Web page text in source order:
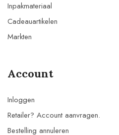
Inpakmateriaal
Cadeauartikelen
Markten
Account
Inloggen
Retailer? Account aanvragen.
Bestelling annuleren